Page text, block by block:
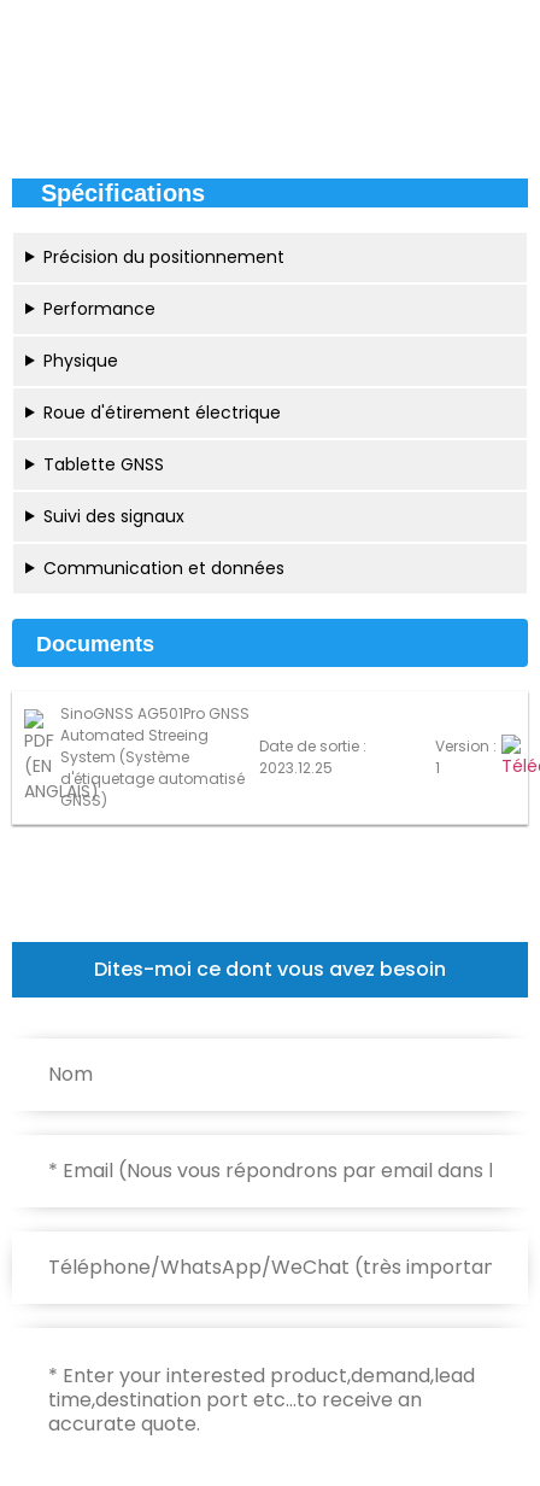
Spécifications
Précision du positionnement
Performance
Physique
Roue d'étirement électrique
Tablette GNSS
Suivi des signaux
Communication et données
Documents
SinoGNSS AG501Pro GNSS
Automated Streeing
System (Système
d'étiquetage automatisé
GNSS)
Date de sortie :
2023.12.25
Version :
1
Dites-moi ce dont vous avez besoin